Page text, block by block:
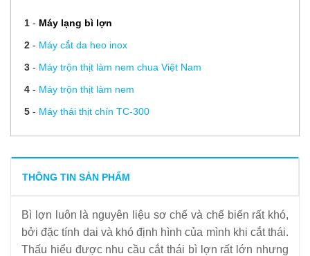
1- Máy lạng bì lợn
2- Máy cắt da heo inox
3- Máy trộn thịt làm nem chua Việt Nam
4- Máy trộn thịt làm nem
5- Máy thái thịt chín TC-300
THÔNG TIN SẢN PHẨM
Bì lợn luôn là nguyên liệu sơ chế và chế biến rất khó,
bởi đặc tính dai và khó định hình của mình khi cắt thái.
Thấu hiểu được nhu cầu cắt thái bì lợn rất lớn nhưng